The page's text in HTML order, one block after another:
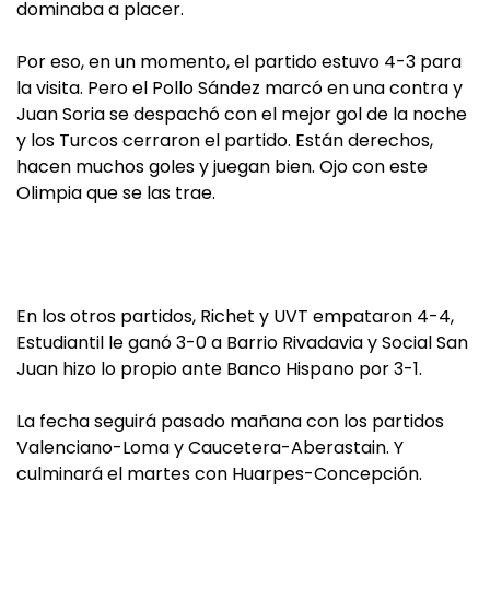
dominaba a placer.
Por eso, en un momento, el partido estuvo 4-3 para
la visita. Pero el Pollo Sández marcó en una contra y
Juan Soria se despachó con el mejor gol de la noche
y los Turcos cerraron el partido. Están derechos,
hacen muchos goles y juegan bien. Ojo con este
Olimpia que se las trae.
En los otros partidos, Richet y UVT empataron 4-4,
Estudiantil le ganó 3-0 a Barrio Rivadavia y Social San
Juan hizo lo propio ante Banco Hispano por 3-1.
La fecha seguirá pasado mañana con los partidos
Valenciano-Loma y Caucetera-Aberastain. Y
culminará el martes con Huarpes-Concepción.